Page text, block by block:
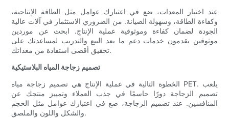
عند اختيار المعدات، ضع في اعتبارك عوامل مثل الطاقة الإنتاجية،
وكفاءة الطاقة، وسهولة الصيانة. من الضروري الاستثمار في آلات عالية
الجودة لضمان كفاءة وموثوقية عملية الإنتاج. ابحث عن موردين
موثوقين يقدمون خدمات دعم ما بعد البيع والتدريب لمساعدتك على
تحقيق أقصى استفادة من معداتك.
تصميم زجاجة المياه البلاستيكية
الخطوة التالية في عملية الإنتاج هي تصميم زجاجة مياه PET. يلعب
تصميم الزجاجة دورًا حاسمًا في جذب العملاء وتمييز منتجك عن
المنافسين. عند تصميم الزجاجة، ضع في اعتبارك عوامل مثل الحجم
والشكل واللون والملصق.